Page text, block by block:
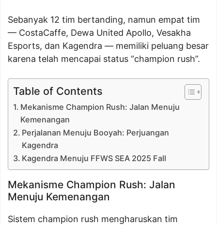
Sebanyak 12 tim bertanding, namun empat tim
— CostaCaffe, Dewa United Apollo, Vesakha
Esports, dan Kagendra — memiliki peluang besar
karena telah mencapai status “champion rush”.
Table of Contents
Mekanisme Champion Rush: Jalan Menuju
Kemenangan
Perjalanan Menuju Booyah: Perjuangan
Kagendra
Kagendra Menuju FFWS SEA 2025 Fall
Mekanisme Champion Rush: Jalan
Menuju Kemenangan
Sistem champion rush mengharuskan tim